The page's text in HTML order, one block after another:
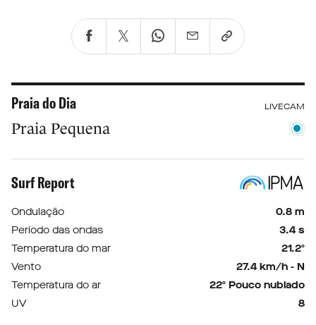
Praia do Dia LIVECAM
Praia Pequena
Surf Report
Ondulação
0.8 m
Período das ondas
3.4 s
Temperatura do mar
21.2º
Vento
27.4 km/h - N
Temperatura do ar
22º Pouco nublado
UV
8